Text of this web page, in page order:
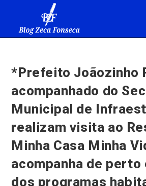
*Prefeito Joãozinho
acompanhado do
Municipal de
realizam visita ao
Minha Casa Minha
acompanha de perto
dos programas